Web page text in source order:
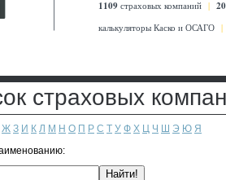
1109 страховых компаний |
калькуляторы Каско и ОСАГО |
страховых
Ж З И К Л М Н О П Р С Т У Ф Х Ц Ч Ш Э Ю Я